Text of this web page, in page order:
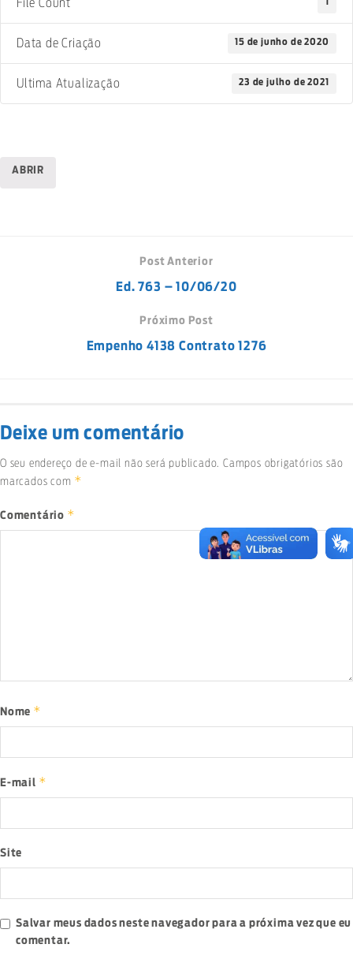
File Count
Data de Criação 15 de junho de 2020
Ultima Atualização 23 de julho de 2021
ABRIR
Post Anterior
Ed. 763 – 10/06/20
Próximo Post
Empenho 4138 Contrato 1276
Deixe um comentário
O seu endereço de e-mail não será publicado. Campos obrigatórios são
marcados com *
Comentário *
Nome *
E-mail *
Site
Salvar meus dados neste navegador para a próxima vez que eu
comentar.